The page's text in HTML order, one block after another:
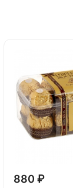
880 ₽